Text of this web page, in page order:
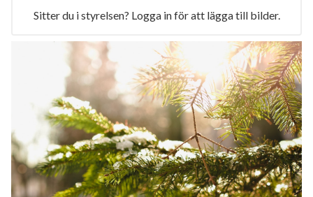
Sitter du i styrelsen? Logga in för att lägga till bilder.